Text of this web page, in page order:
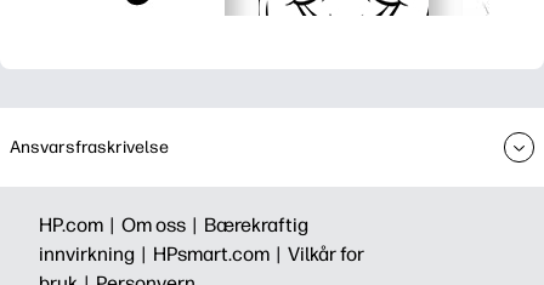
Ansvarsfraskrivelse
HP.com | Om oss | Bærekraftig
innvirkning | HPsmart.com | Vilkår for